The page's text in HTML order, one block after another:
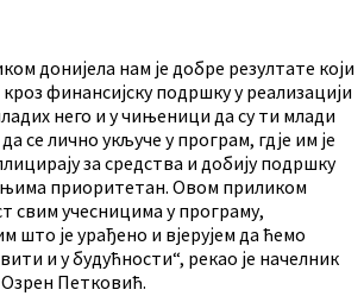
донијела нам је добре резултате који
кроз финансијску подршку у реализацији
него и у чињеници да су ти млади
се лично укључе у програм, гдје им је
за средства и добију подршку
њима приоритетан. Овом приликом
свим учесницима у програму,
што је урађено и вјерујем да ћемо
и у будућности“, рекао је начелник
Петковић.